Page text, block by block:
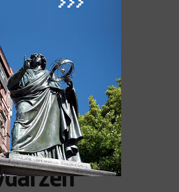
mieszczan
do Polski:
(szpieg 1410-30)
ławnik i rajca
Rebber.